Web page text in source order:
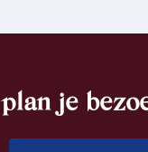
plan je